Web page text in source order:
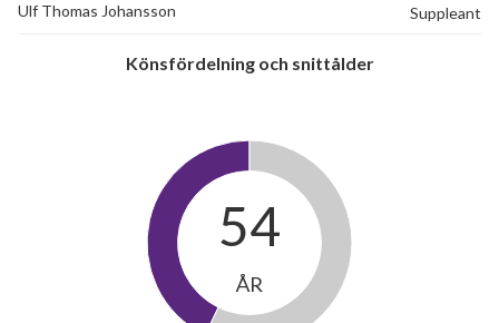
Ulf Thomas Johansson Suppleant
Könsfördelning och snittålder
54
ÅR